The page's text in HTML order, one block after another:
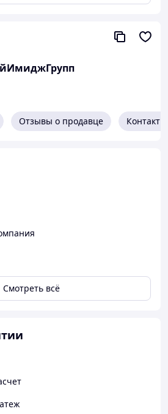
находят широчайшее
кабеля и широкие возможности
Отзывы о продавце Контакты
Смотреть всё